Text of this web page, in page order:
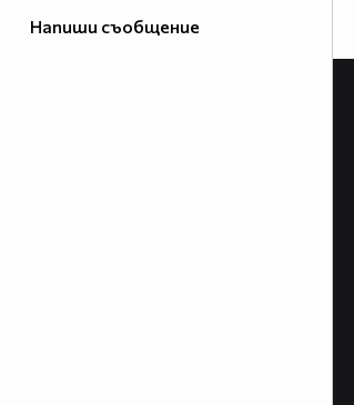
Напиши съобщение